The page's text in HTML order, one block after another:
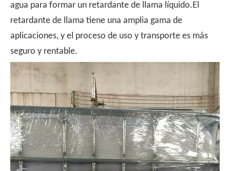
agua para formar un retardante de llama líquido.El
retardante de llama tiene una amplia gama de
aplicaciones, y el proceso de uso y transporte es más
seguro y rentable.